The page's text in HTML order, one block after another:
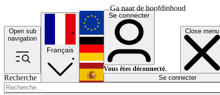
Ga naar de hoofdinhoud
Open sub
navigation
Close menu
Recherche
Français
English
Deutsch
Español
Se connecter
Vous êtes déconnecté.
Se connecter